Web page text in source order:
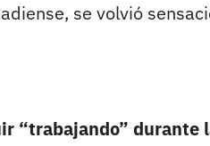
se volvió
“trabajando” durante